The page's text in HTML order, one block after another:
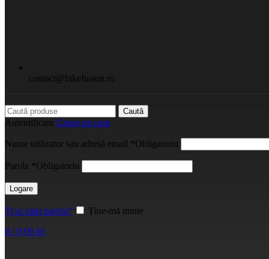
contact@bikefusion.ro
Caută
Autentificare Creați un cont
Nume utilizator sau adresă email *Obligatoriu
Parola *Obligatoriu
Logare
Ți-ai uitat parola?
Ține-mă minte
0 / 0,00 lei